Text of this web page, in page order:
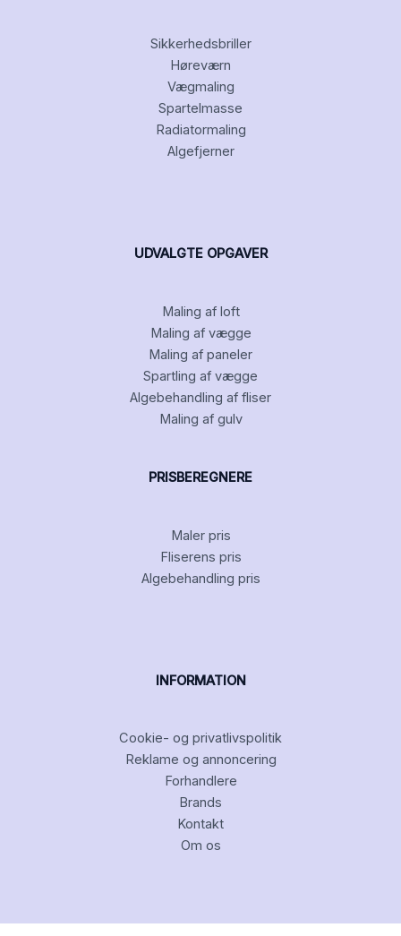
Sikkerhedsbriller
Høreværn
Vægmaling
Spartelmasse
Radiatormaling
Algefjerner
UDVALGTE OPGAVER
Maling af loft
Maling af vægge
Maling af paneler
Spartling af vægge
Algebehandling af fliser
Maling af gulv
PRISBEREGNERE
Maler pris
Fliserens pris
Algebehandling pris
INFORMATION
Cookie- og privatlivspolitik
Reklame og annoncering
Forhandlere
Brands
Kontakt
Om os